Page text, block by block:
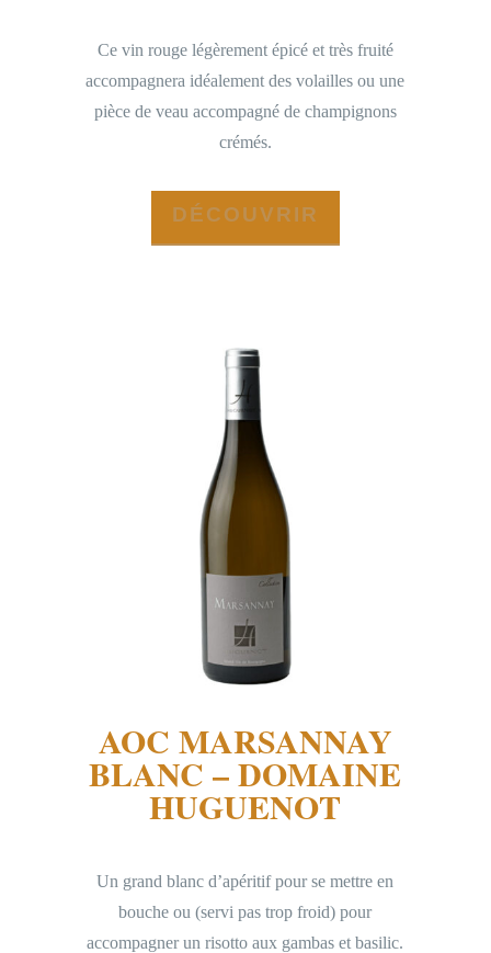
Ce vin rouge légèrement épicé et très fruité
accompagnera idéalement des volailles ou une
pièce de veau accompagné de champignons
crémés.
DÉCOUVRIR
AOC MARSANNAY
BLANC – DOMAINE
HUGUENOT
Un grand blanc d’apéritif pour se mettre en
bouche ou (servi pas trop froid) pour
accompagner un risotto aux gambas et basilic.